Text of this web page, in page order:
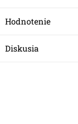
Hodnotenie
Diskusia